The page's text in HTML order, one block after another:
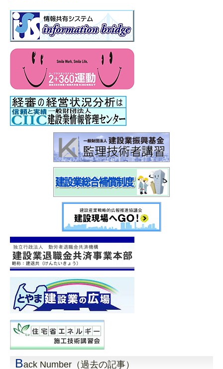
Back Number（過去の記事）